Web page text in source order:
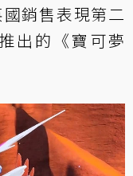
銷售表現第二
出的《寶可夢